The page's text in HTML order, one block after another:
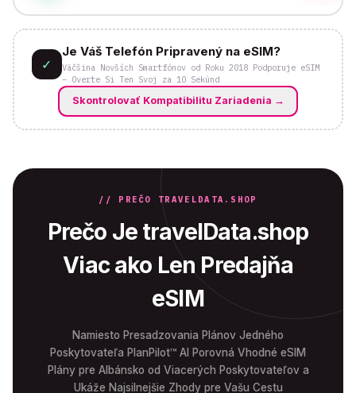
✓
Je Váš Telefón Pripravený na eSIM?
Väčšina Novších Smartfónov od Roku 2018 Podporuje eSIM
– Overte Si Ten Svoj za 10 Sekúnd
Skontrolovať Kompatibilitu Zariadenia →
// PREČO TRAVELDATA.SHOP
Prečo Je travelData.shop
Viac ako Len Predajňa
eSIM
Namiesto Presadzovania Plánov Jedného
Poskytovateľa PlanPilot™ AI Porovná Vhodné eSIM
Plány pre Albánsko od Viacerých Poskytovateľov a
Ukáže Najsilnejšie Zhody pre Vašu Cestu